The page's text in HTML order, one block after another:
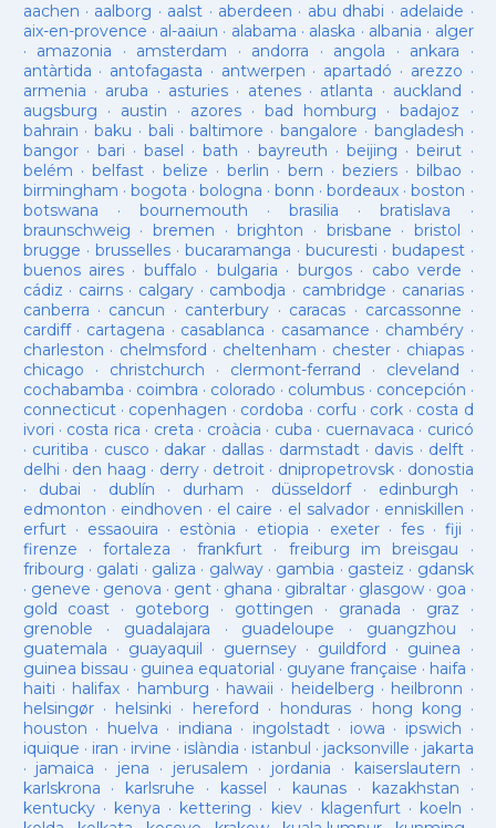
aachen · aalborg · aalst · aberdeen · abu dhabi · adelaide ·
aix-en-provence · al-aaiun · alabama · alaska · albania · alger
· amazonia · amsterdam · andorra · angola · ankara ·
antàrtida · antofagasta · antwerpen · apartadó · arezzo ·
armenia · aruba · asturies· atenes· atlanta · auckland ·
augsburg · austin · azores·bad homburg ·badajoz ·
bahrain ·baku · bali ·baltimore ·bangalore · bangladesh ·
bangor· bari ·basel ·bath · bayreuth ·beijing ·beirut ·
belém · belfast· belize · berlin ·bern ·beziers ·bilbao ·
birmingham · bogota · bologna ·bonn ·bordeaux ·boston ·
botswana · bournemouth ·brasilia ·bratislava ·
braunschweig · bremen ·brighton · brisbane · bristol ·
brugge · brusselles· bucaramanga · bucuresti · budapest·
buenos aires· buffalo · bulgaria · burgos· cabo verde ·
cádiz · cairns· calgary · cambodja · cambridge · canarias·
canberra · cancun · canterbury · caracas · carcassonne ·
cardiff· cartagena · casablanca · casamance · chambéry·
charleston · chelmsford · cheltenham · chester· chiapas ·
chicago · christchurch · clermont-ferrand · cleveland ·
cochabamba · coimbra · colorado · columbus· concepción ·
connecticut· copenhagen · cordoba · corfu · cork · costa d
ivori · costa rica · creta · croàcia · cuba · cuernavaca · curicó
· curitiba · cusco · dakar · dallas · darmstadt· davis · delft ·
delhi · den haag · derry· detroit· dnipropetrovsk· donostia
· dubai · dublín · durham · düsseldorf· edinburgh ·
edmonton · eindhoven · el caire · el salvador · enniskillen ·
erfurt· essaouira · estònia · etiopia · exeter· fes· fiji ·
firenze ·fortaleza · frankfurt· freiburg im breisgau ·
fribourg · galati · galiza · galway· gambia · gasteiz · gdansk
· geneve · genova · gent· ghana · gibraltar· glasgow· goa ·
gold coast · goteborg · gottingen · granada · graz ·
grenoble · guadalajara · guadeloupe · guangzhou ·
guatemala · guayaquil · guernsey· guildford · guinea ·
guinea bissau · guinea equatorial · guyane française · haifa ·
haiti · halifax · hamburg · hawaii · heidelberg · heilbronn ·
helsingør· helsinki · hereford · honduras· hong kong ·
houston · huelva · indiana · ingolstadt· iowa · ipswich ·
iquique · iran · irvine · islàndia · istanbul · jacksonville · jakarta
· jamaica · jena · jerusalem · jordania · kaiserslautern ·
karlskrona · karlsruhe · kassel · kaunas· kazakhstan ·
kentucky· kenya · kettering · kiev· klagenfurt · koeln ·